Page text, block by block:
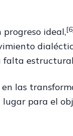
progreso ideal,
falta
las
para el